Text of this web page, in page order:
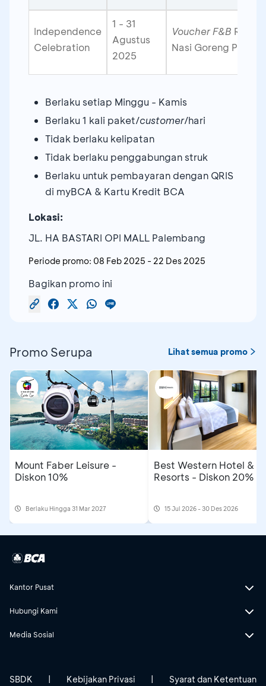
Independence
Celebration
1 - 31
Agustus
2025
Voucher F&B Rp80
Nasi Goreng
Berlaku setiap Minggu - Kamis
Berlaku 1 kali paket/customer/hari
Tidak berlaku kelipatan
Tidak berlaku penggabungan struk
Berlaku untuk pembayaran dengan QRIS
di myBCA & Kartu Kredit BCA
Lokasi:
JL. HA BASTARI OPI MALL Palembang
Periode promo: 08 Feb 2025 - 22 Des 2025
Bagikan promo ini
Promo Serupa Lihat semua promo
Mount Faber Leisure -
Diskon 10%
Berlaku Hingga 31 Mar 2027
Best Western Hotel &
Resorts - Diskon 20%
15 Jul 2026 - 30 Des 2026
Kantor Pusat
Hubungi Kami
Media Sosial
SBDK Kebijakan Privasi Syarat dan Ketentuan